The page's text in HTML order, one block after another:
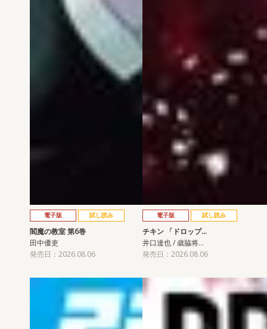
電子版 試し読み
閻魔の教室 第6巻
田中優吏
発売日：2026.08.06
電子版 試し読み
チキン 「ドロップ…
井口達也 / 歳脇将…
発売日：2026.08.06